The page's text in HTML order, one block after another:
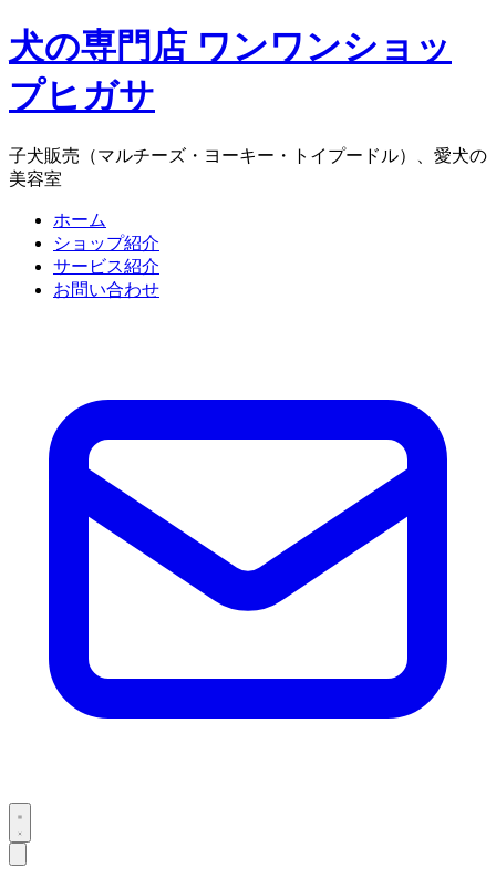
犬の専門店 ワンワンショッ
プヒガサ
子犬販売（マルチーズ・ヨーキー・トイプードル）、愛犬の
美容室
ホーム
ショップ紹介
サービス紹介
お問い合わせ